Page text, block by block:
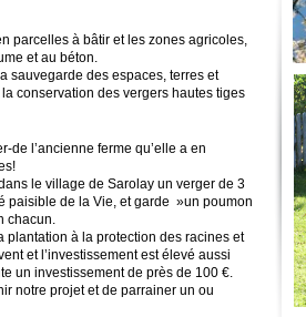
parcelles à bâtir et les zones agricoles,
et au béton.
sauvegarde des espaces, terres et
conservation des vergers hautes tiges
de l’ancienne ferme qu’elle a en
le village de Sarolay un verger de 3
paisible de la Vie, et garde »un poumon
chacun.
plantation à la protection des racines et
et l’investissement est élevé aussi
un investissement de près de 100 €.
notre projet et de parrainer un ou